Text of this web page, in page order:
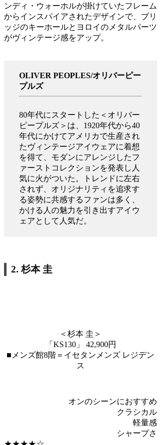
ンディ・ウォーホルが掛けていたフレーム
からインスパイアされたデザインで、ブリ
ッジのキーホールとヨロイのメタルパーツ
がヴィンテージ感をアップ。
OLIVER PEOPLES/オリバーピー
プルズ
80年代にスタートした＜オリバー
ピープルズ＞は、1920年代から40
年代にかけてアメリカで生産され
たヴィンテージアイウェアに着想
を得て、モダンにアレンジしたフ
ァーストコレクションを発表し人
気に火がついた。トレンドに左右
されず、オリジナリティを追求す
る姿勢に共感するファンは多く、
かける人の魅力を引き出すアイウ
ェアとして人気だ。
2.杉本 圭
＜杉本 圭＞
「KS130」 42,900円
■メンズ館8階＝イセタンメンズ レジデン
ス
オンのシーンにおすすめ
クラシカル
軽量感
シャープさ